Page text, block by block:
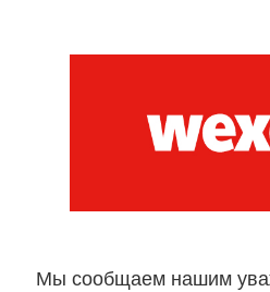
Мы сообщаем нашим